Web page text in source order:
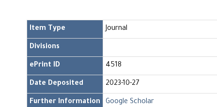
Item Type Journal
Divisions
ePrint ID 4518
Date Deposited 2023-10-27
Further Information Google Scholar